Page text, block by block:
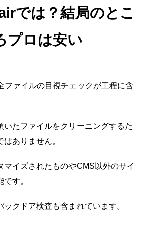
では？結局のとこ
プロは安い
ファイルの目視チェックが工程に含
いたファイルをクリーニングするた
ありません。
マイズされたものやCMS以外のサイ
す。
クドア検査も含まれています。